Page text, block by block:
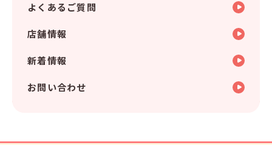
よくあるご質問
店舗情報
新着情報
お問い合わせ